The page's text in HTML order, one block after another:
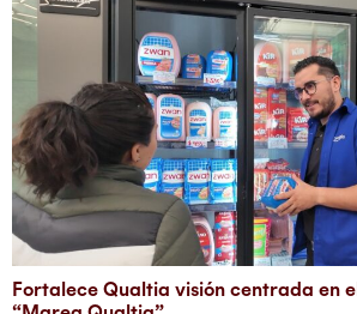
Fortalece Qualtia visión centrada en